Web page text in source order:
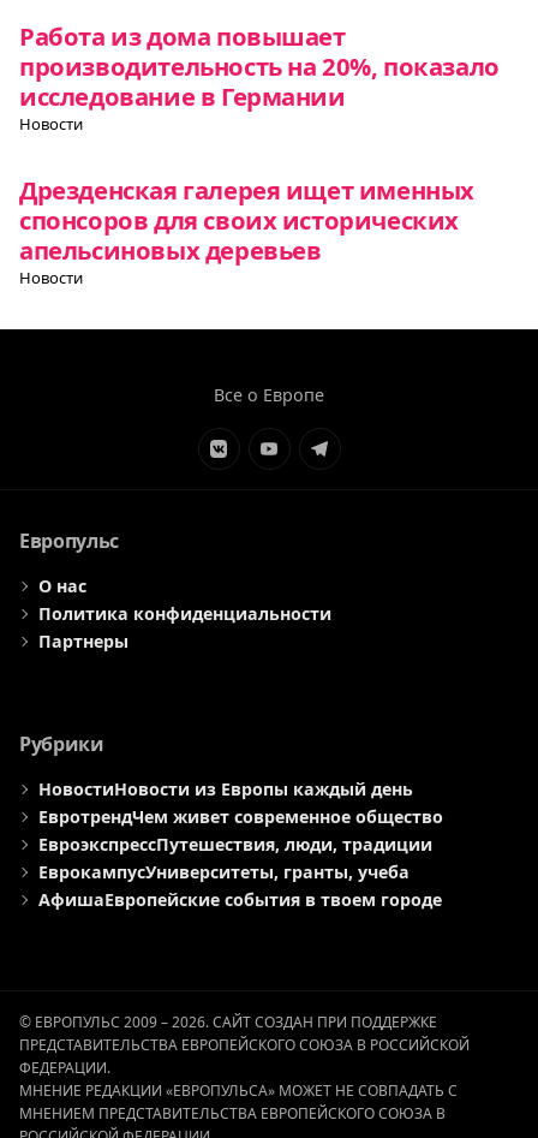
Работа из дома повышает
производительность на 20%, показало
исследование в Германии
Новости
Дрезденская галерея ищет именных
спонсоров для своих исторических
апельсиновых деревьев
Новости
Все о Европе
ЭлементЭлементЭлемент
Европульс
О нас
Политика конфиденциальности
Партнеры
Рубрики
НовостиНовости из Европы каждый день
ЕвротрендЧем живет современное общество
ЕвроэкспрессПутешествия, люди, традиции
ЕврокампусУниверситеты, гранты, учеба
АфишаЕвропейские события в твоем городе
© ЕВРОПУЛЬС 2009 – 2026. САЙТ СОЗДАН ПРИ ПОДДЕРЖКЕ
ПРЕДСТАВИТЕЛЬСТВА ЕВРОПЕЙСКОГО СОЮЗА В РОССИЙСКОЙ
ФЕДЕРАЦИИ.
МНЕНИЕ РЕДАКЦИИ «ЕВРОПУЛЬСА» МОЖЕТ НЕ СОВПАДАТЬ С
МНЕНИЕМ ПРЕДСТАВИТЕЛЬСТВА ЕВРОПЕЙСКОГО СОЮЗА В